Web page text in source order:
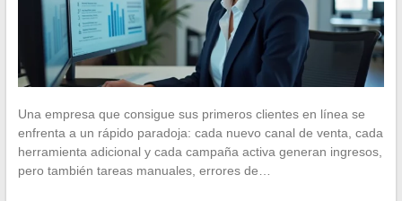
Una empresa que consigue sus primeros clientes en línea se
enfrenta a un rápido paradoja: cada nuevo canal de venta, cada
herramienta adicional y cada campaña activa generan ingresos,
pero también tareas manuales, errores de…